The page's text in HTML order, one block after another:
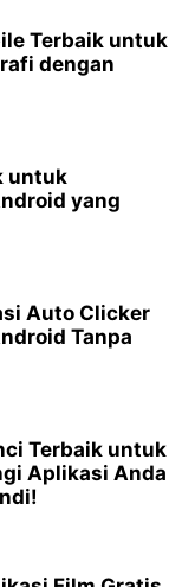
Terbaik untuk
dengan
untuk
yang
Auto Clicker
Tanpa
Terbaik untuk
Aplikasi Anda